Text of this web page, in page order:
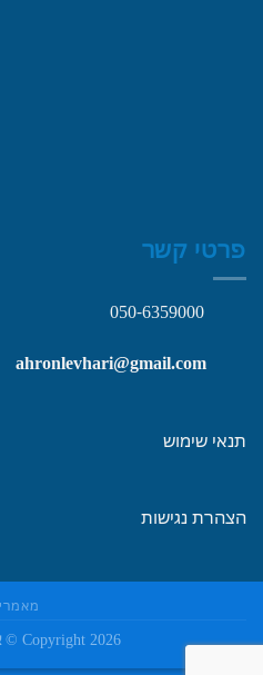
פרטי קשר
050-6359000
ahronlevhari@gmail.com
תנאי שימוש
הצהרת נגישות
Copyright 2026 ©